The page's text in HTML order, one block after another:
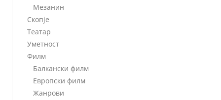
Мезанин
Скопје
Театар
Уметност
Филм
Балкански филм
Европски филм
Жанрови